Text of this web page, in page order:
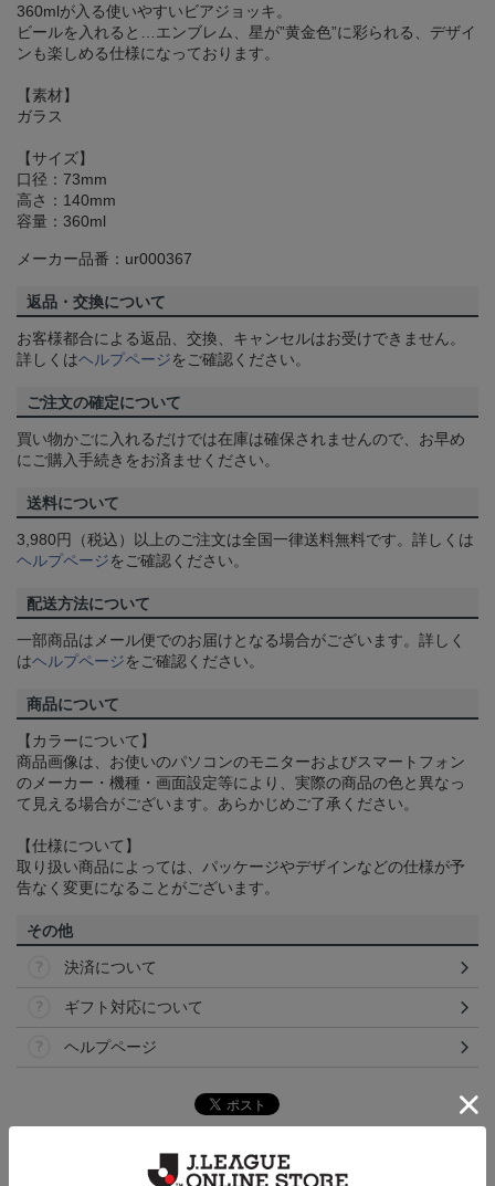
360mlが入る使いやすいビアジョッキ。
ビールを入れると…エンブレム、星が”黄金色”に彩られる、デザイ
ンも楽しめる仕様になっております。
【素材】
ガラス
【サイズ】
口径：73mm
高さ：140mm
容量：360ml
メーカー品番：ur000367
返品・交換について
お客様都合による返品、交換、キャンセルはお受けできません。
詳しくはヘルプページをご確認ください。
ご注文の確定について
買い物かごに入れるだけでは在庫は確保されませんので、お早め
にご購入手続きをお済ませください。
送料について
3,980円（税込）以上のご注文は全国一律送料無料です。詳しくは
ヘルプページをご確認ください。
配送方法について
一部商品はメール便でのお届けとなる場合がございます。詳しく
はヘルプページをご確認ください。
商品について
【カラーについて】
商品画像は、お使いのパソコンのモニターおよびスマートフォン
のメーカー・機種・画面設定等により、実際の商品の色と異なっ
て見える場合がございます。あらかじめご了承ください。
【仕様について】
取り扱い商品によっては、パッケージやデザインなどの仕様が予
告なく変更になることがございます。
その他
決済について
ギフト対応について
ヘルプページ